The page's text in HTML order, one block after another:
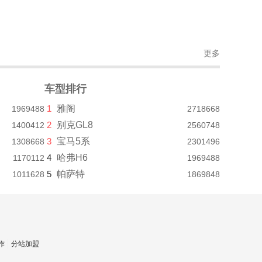
更多
1969488
1400412
1308668
1170112
1011628
车型排行
1 雅阁 2718668
2 别克GL8 2560748
3 宝马5系 2301496
4 哈弗H6 1969488
5 帕萨特 1869848
分站加盟